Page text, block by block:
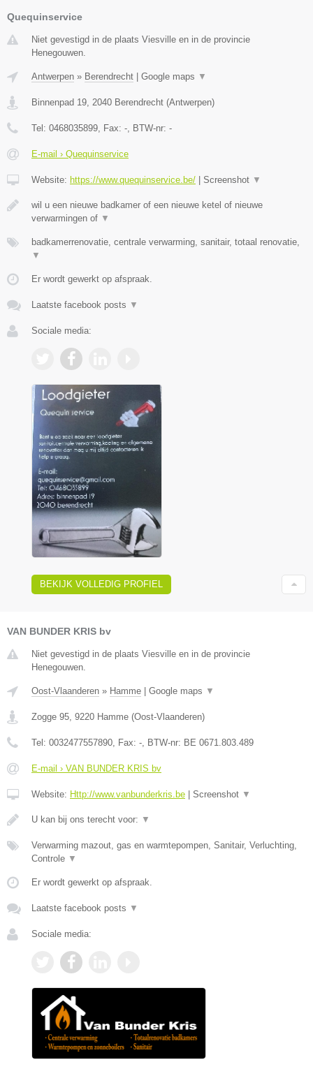
Quequinservice
Niet gevestigd in de plaats Viesville en in de provincie
Henegouwen.
Antwerpen » Berendrecht Google maps ▼
Binnenpad 19, 2040 Berendrecht (Antwerpen)
Tel: 0468035899, Fax: -, BTW-nr: -
E-mail › Quequinservice
Website: https://www.quequinservice.be/ Screenshot ▼
wil u een nieuwe badkamer of een nieuwe ketel of nieuwe
verwarmingen of ▼
badkamerrenovatie, centrale verwarming, sanitair, totaal renovatie,
▼
Er wordt gewerkt op afspraak.
Laatste facebook posts ▼
Sociale media:
BEKIJK VOLLEDIG PROFIEL
VAN BUNDER KRIS bv
Niet gevestigd in de plaats Viesville en in de provincie
Henegouwen.
Oost-Vlaanderen » Hamme Google maps ▼
Zogge 95, 9220 Hamme (Oost-Vlaanderen)
Tel: 0032477557890, Fax: -, BTW-nr: BE 0671.803.489
E-mail › VAN BUNDER KRIS bv
Website: Http://www.vanbunderkris.be Screenshot ▼
U kan bij ons terecht voor: ▼
Verwarming mazout, gas en warmtepompen, Sanitair, Verluchting,
Controle ▼
Er wordt gewerkt op afspraak.
Laatste facebook posts ▼
Sociale media: